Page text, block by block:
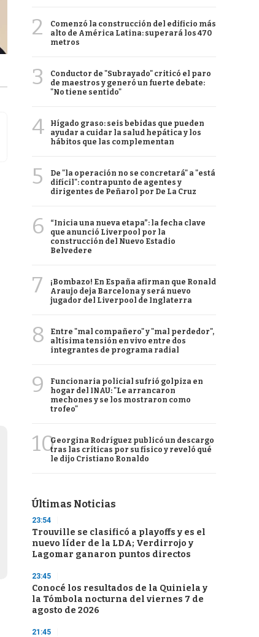
Duración: 38 segundos
2
Comenzó la construcción del edificio más
alto de América Latina: superará los 470
metros
3
Conductor de "Subrayado" criticó el paro
de maestros y generó un fuerte debate:
"No tiene sentido"
4
Hígado graso: seis bebidas que pueden
ayudar a cuidar la salud hepática y los
hábitos que las complementan
5
De "la operación no se concretará" a "está
difícil": contrapunto de agentes y
dirigentes de Peñarol por De La Cruz
6
“Inicia una nueva etapa”: la fecha clave
que anunció Liverpool por la
construcción del Nuevo Estadio
Belvedere
7
¡Bombazo! En España afirman que Ronald
Araujo deja Barcelona y será nuevo
jugador del Liverpool de Inglaterra
8
Entre "mal compañero" y "mal perdedor",
altísima tensión en vivo entre dos
integrantes de programa radial
9
Funcionaria policial sufrió golpiza en
hogar del INAU: "Le arrancaron
mechones y se los mostraron como
trofeo"
10Georgina Rodríguez publicó un descargo
tras las críticas por su físico y reveló qué
le dijo Cristiano Ronaldo
Últimas Noticias
23:54
Trouville se clasificó a playoffs y es el
nuevo líder de la LDA; Verdirrojo y
Lagomar ganaron puntos directos
23:45
Conocé los resultados de la Quiniela y
la Tómbola nocturna del viernes 7 de
agosto de 2026
21:45